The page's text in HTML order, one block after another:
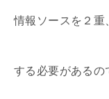
情報ソースを２重
する必要があるの